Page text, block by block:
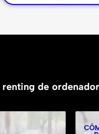
de